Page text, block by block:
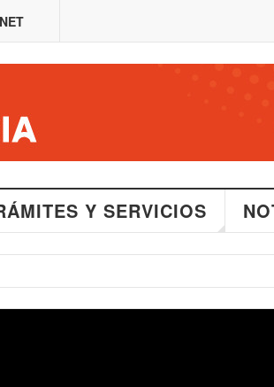
Y SERVICIOS